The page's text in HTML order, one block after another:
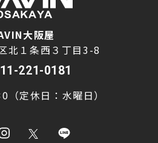
大阪屋
北１条西３丁目3-8
221-0181
定休日：水曜日）